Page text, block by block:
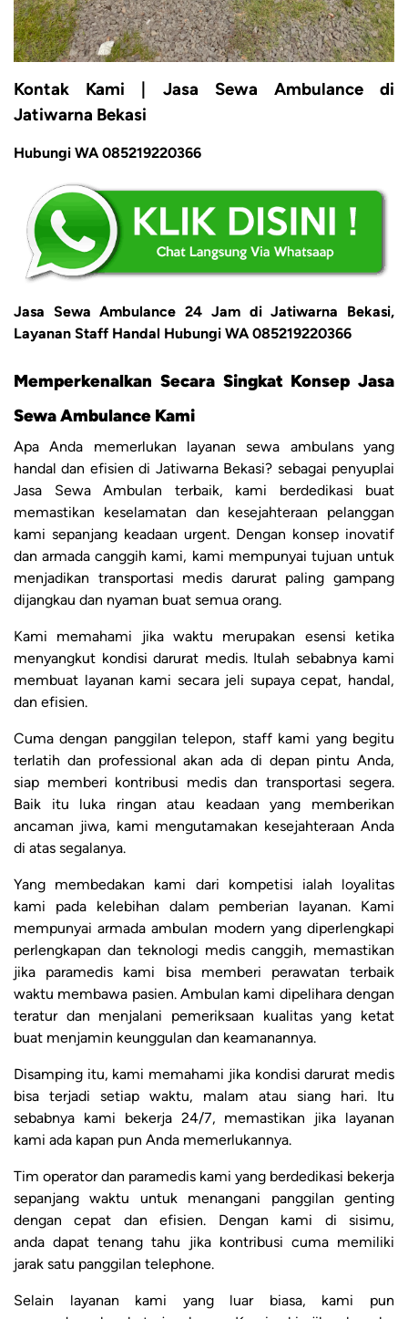
Kontak Kami | Jasa Sewa Ambulance di
Jatiwarna Bekasi
Hubungi WA 085219220366
Jasa Sewa Ambulance 24 Jam di Jatiwarna Bekasi,
Layanan Staff Handal Hubungi WA 085219220366
Memperkenalkan Secara Singkat Konsep Jasa
Sewa Ambulance Kami
Apa Anda memerlukan layanan sewa ambulans yang
handal dan efisien di Jatiwarna Bekasi? sebagai penyuplai
Jasa Sewa Ambulan terbaik, kami berdedikasi buat
memastikan keselamatan dan kesejahteraan pelanggan
kami sepanjang keadaan urgent. Dengan konsep inovatif
dan armada canggih kami, kami mempunyai tujuan untuk
menjadikan transportasi medis darurat paling gampang
dijangkau dan nyaman buat semua orang.
Kami memahami jika waktu merupakan esensi ketika
menyangkut kondisi darurat medis. Itulah sebabnya kami
membuat layanan kami secara jeli supaya cepat, handal,
dan efisien.
Cuma dengan panggilan telepon, staff kami yang begitu
terlatih dan professional akan ada di depan pintu Anda,
siap memberi kontribusi medis dan transportasi segera.
Baik itu luka ringan atau keadaan yang memberikan
ancaman jiwa, kami mengutamakan kesejahteraan Anda
di atas segalanya.
Yang membedakan kami dari kompetisi ialah loyalitas
kami pada kelebihan dalam pemberian layanan. Kami
mempunyai armada ambulan modern yang diperlengkapi
perlengkapan dan teknologi medis canggih, memastikan
jika paramedis kami bisa memberi perawatan terbaik
waktu membawa pasien. Ambulan kami dipelihara dengan
teratur dan menjalani pemeriksaan kualitas yang ketat
buat menjamin keunggulan dan keamanannya.
Disamping itu, kami memahami jika kondisi darurat medis
bisa terjadi setiap waktu, malam atau siang hari. Itu
sebabnya kami bekerja 24/7, memastikan jika layanan
kami ada kapan pun Anda memerlukannya.
Tim operator dan paramedis kami yang berdedikasi bekerja
sepanjang waktu untuk menangani panggilan genting
dengan cepat dan efisien. Dengan kami di sisimu,
anda dapat tenang tahu jika kontribusi cuma memiliki
jarak satu panggilan telephone.
Selain layanan kami yang luar biasa, kami pun